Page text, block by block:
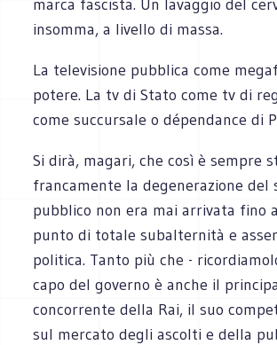
marca fascista. Un lavaggio del
insomma, a livello di massa.
La televisione pubblica come
potere. La tv di Stato come tv di
come succursale o dépendance di
Si dirà, magari, che così è sempre
francamente la degenerazione del
pubblico non era mai arrivata fino
punto di totale subalternità e
politica. Tanto più che -
capo del governo è anche il
concorrente della Rai, il suo
sul mercato degli ascolti e della